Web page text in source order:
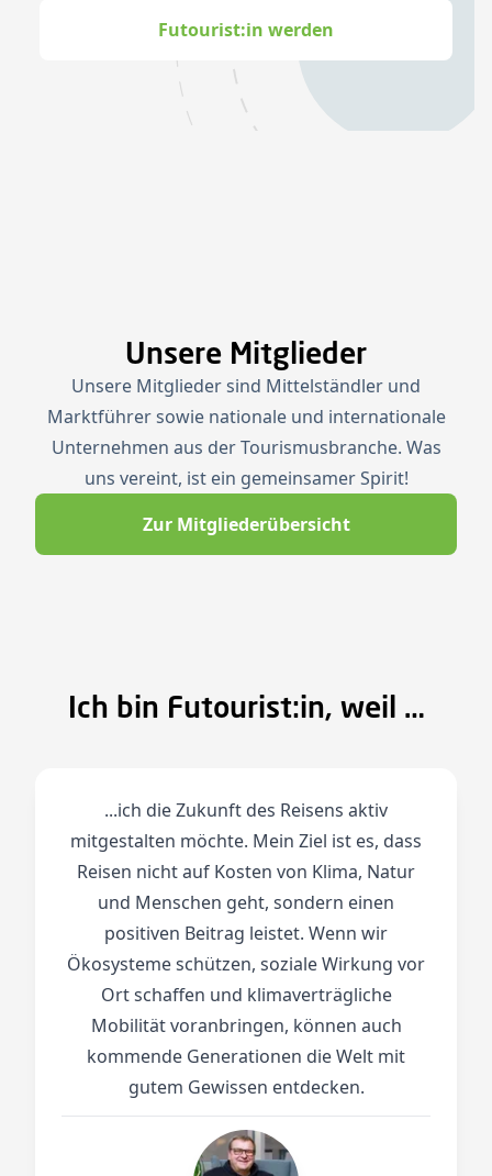
Futourist:in werden
Unsere Mitglieder
Unsere Mitglieder sind Mittelständler und
Marktführer sowie nationale und internationale
Unternehmen aus der Tourismusbranche. Was
uns vereint, ist ein gemeinsamer Spirit!
Zur Mitgliederübersicht
Ich bin Futourist:in, weil …
...ich die Zukunft des Reisens aktiv
mitgestalten möchte. Mein Ziel ist es, dass
Reisen nicht auf Kosten von Klima, Natur
und Menschen geht, sondern einen
positiven Beitrag leistet. Wenn wir
Ökosysteme schützen, soziale Wirkung vor
Ort schaffen und klimaverträgliche
Mobilität voranbringen, können auch
kommende Generationen die Welt mit
gutem Gewissen entdecken.